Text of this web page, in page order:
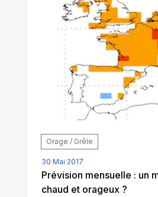
Orage / Grêle
30 Mai 2017
Prévision mensuelle : un
chaud et orageux ?